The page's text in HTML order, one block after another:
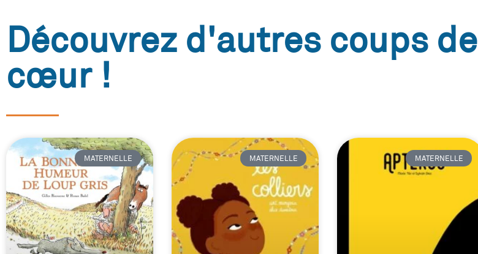
Découvrez d'autres coups de
cœur !
MATERNELLE MATERNELLE MATERNELLE